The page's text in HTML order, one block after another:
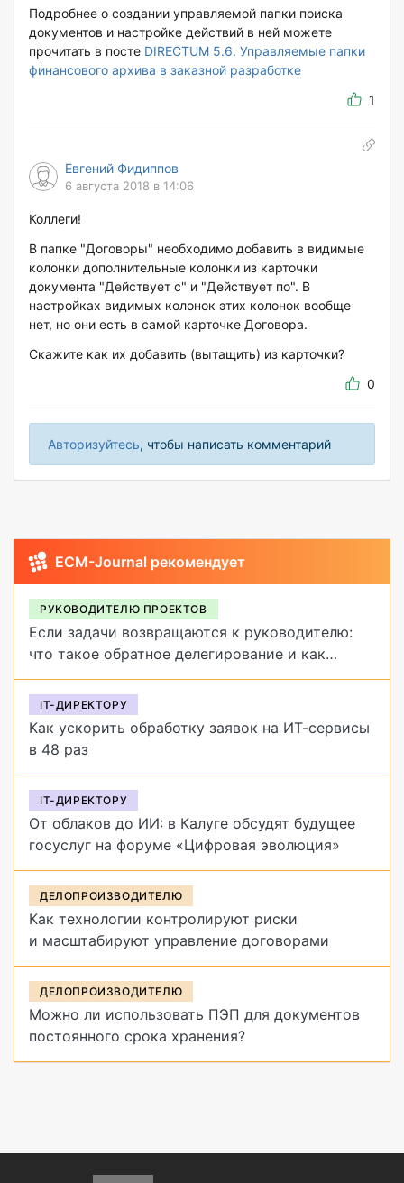
Подробнее о создании управляемой папки поиска
документов и настройке действий в ней можете
прочитать в посте DIRECTUM 5.6. Управляемые папки
финансового архива в заказной разработке
1
Евгений Фидиппов
6 августа 2018 в 14:06
Коллеги!
В папке "Договоры" необходимо добавить в видимые
колонки дополнительные колонки из карточки
документа "Действует с" и "Действует по". В
настройках видимых колонок этих колонок вообще
нет, но они есть в самой карточке Договора.
Скажите как их добавить (вытащить) из карточки?
0
Авторизуйтесь, чтобы написать комментарий
ECM-Journal рекомендует
РУКОВОДИТЕЛЮ ПРОЕКТОВ
Если задачи возвращаются к руководителю:
что такое обратное делегирование и как
от него избавиться
IT-ДИРЕКТОРУ
Как ускорить обработку заявок на ИТ-сервисы
в 48 раз
IT-ДИРЕКТОРУ
От облаков до ИИ: в Калуге обсудят будущее
госуслуг на форуме «Цифровая эволюция»
ДЕЛОПРОИЗВОДИТЕЛЮ
Как технологии контролируют риски
и масштабируют управление договорами
ДЕЛОПРОИЗВОДИТЕЛЮ
Можно ли использовать ПЭП для документов
постоянного срока хранения?